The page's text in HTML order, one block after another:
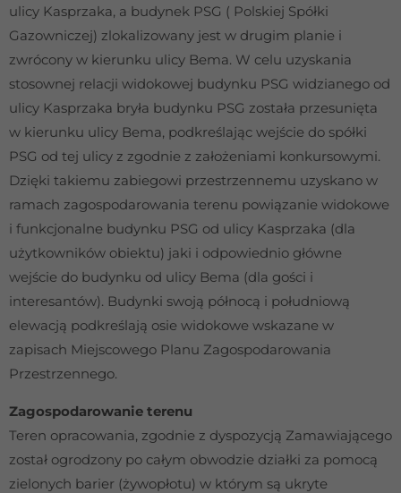
ulicy Kasprzaka, a budynek PSG ( Polskiej Spółki
Gazowniczej) zlokalizowany jest w drugim planie i
zwrócony w kierunku ulicy Bema. W celu uzyskania
stosownej relacji widokowej budynku PSG widzianego od
ulicy Kasprzaka bryła budynku PSG została przesunięta
w kierunku ulicy Bema, podkreślając wejście do spółki
PSG od tej ulicy z zgodnie z założeniami konkursowymi.
Dzięki takiemu zabiegowi przestrzennemu uzyskano w
ramach zagospodarowania terenu powiązanie widokowe
i funkcjonalne budynku PSG od ulicy Kasprzaka (dla
użytkowników obiektu) jaki i odpowiednio główne
wejście do budynku od ulicy Bema (dla gości i
interesantów). Budynki swoją północą i południową
elewacją podkreślają osie widokowe wskazane w
zapisach Miejscowego Planu Zagospodarowania
Przestrzennego.
Zagospodarowanie terenu
Teren opracowania, zgodnie z dyspozycją Zamawiającego
został ogrodzony po całym obwodzie działki za pomocą
zielonych barier (żywopłotu) w którym są ukryte
Statystyka
Abyśmy mogli
poprawić
funkcjonalność
i strukturę
strony
internetowej,
na podstawie
tego, jak
strona jest
Doświadczenie
Aby nasza strona
internetowa
działała jak
najlepiej podczas
przejścia na nią.
internetowej.